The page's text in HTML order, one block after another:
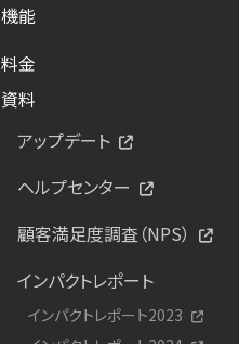
機能
料金
資料
アップデート
ヘルプセンター
顧客満足度調査（NPS）
インパクトレポート
インパクトレポート2023